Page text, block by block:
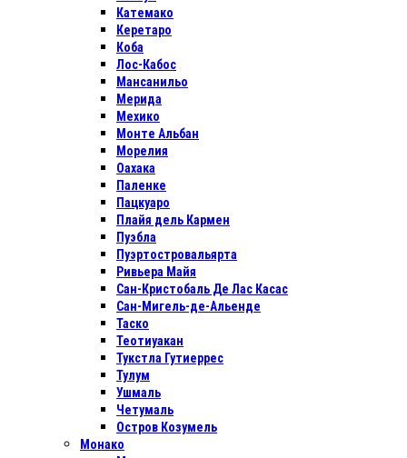
Катемако
Керетаро
Коба
Лос-Кабос
Мансанильо
Мерида
Мехико
Монте Альбан
Морелия
Оахака
Паленке
Пацкуаро
Плайя дель Кармен
Пуэбла
Пуэртостровальярта
Ривьера Майя
Сан-Кристобаль Де Лас Касас
Сан-Мигель-де-Альенде
Таско
Теотиуакан
Тукстла Гутиеррес
Тулум
Ушмаль
Четумаль
Остров Козумель
Монако